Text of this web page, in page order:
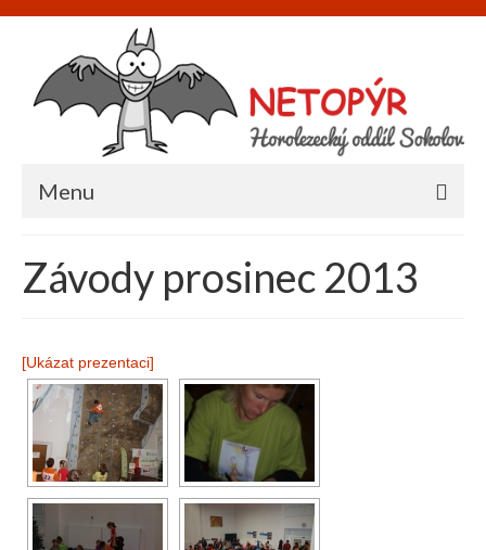
Menu
O nás
Napište nám
Akce
Galerie
Vše
Závody prosinec 2013
[Ukázat prezentaci]